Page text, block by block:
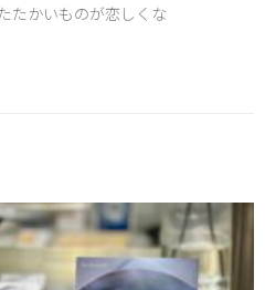
たかいものが恋しくな